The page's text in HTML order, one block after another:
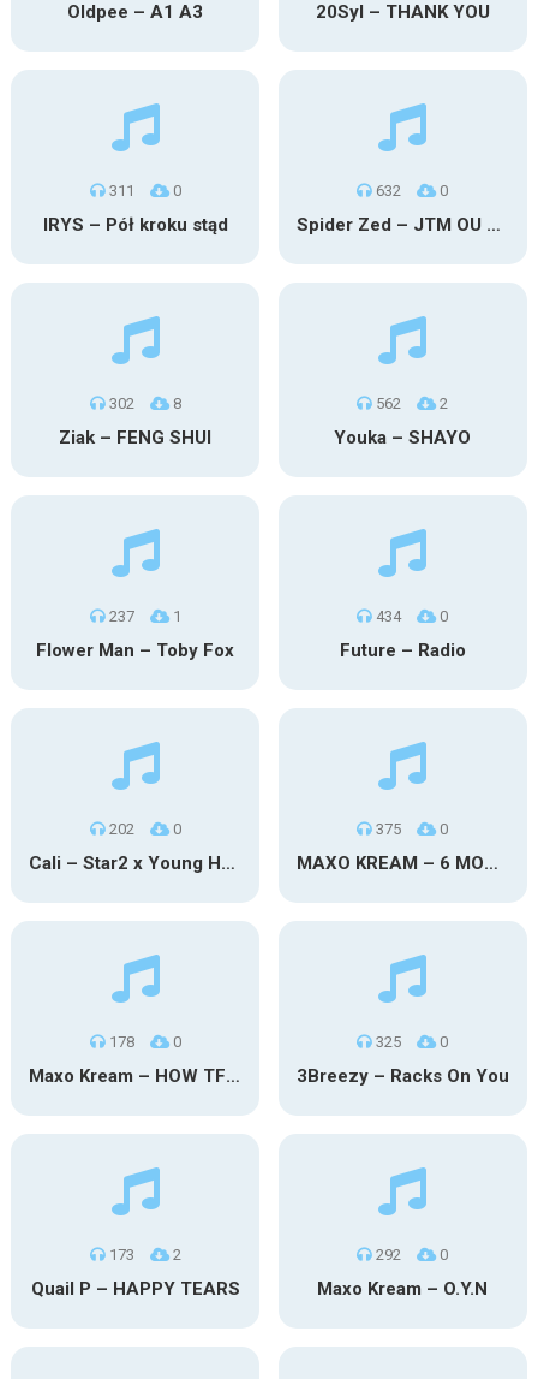
Oldpee – A1 A3 20Syl – THANK YOU
311 0
IRYS – Pół kroku stąd
632 0
Spider Zed – JTM OU TG
302 8
Ziak – FENG SHUI
562 2
Youka – SHAYO
237 1
Flower Man – Toby Fox
434 0
Future – Radio
202 0
Cali – Star2 x Young Henny
375 0
MAXO KREAM – 6 MONTHS CLEAN
178 0
Maxo Kream – HOW TF I’M LUCKY
325 0
3Breezy – Racks On You
173 2
Quail P – HAPPY TEARS
292 0
Maxo Kream – O.Y.N